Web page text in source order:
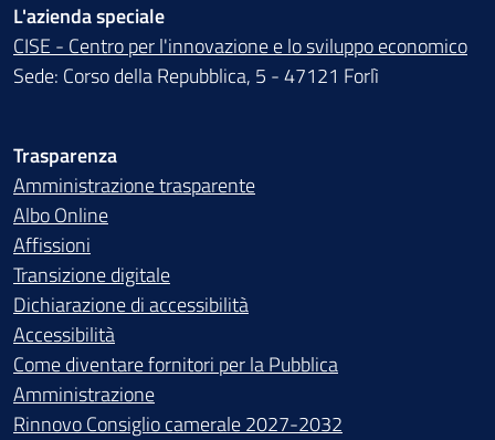
L'azienda speciale
CISE - Centro per l'innovazione e lo sviluppo economico
Sede: Corso della Repubblica, 5 - 47121 Forlì
Trasparenza
Amministrazione trasparente
Albo Online
Affissioni
Transizione digitale
Dichiarazione di accessibilità
Accessibilità
Come diventare fornitori per la Pubblica
Amministrazione
Rinnovo Consiglio camerale 2027-2032